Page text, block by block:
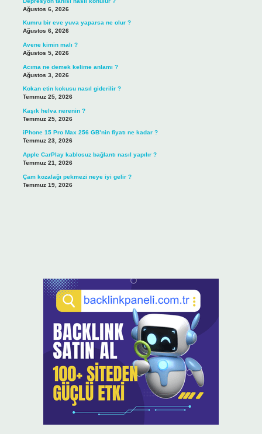
Ağustos 6, 2026
Kumru bir eve yuva yaparsa ne olur ?
Ağustos 6, 2026
Avene kimin malı ?
Ağustos 5, 2026
Acıma ne demek kelime anlamı ?
Ağustos 3, 2026
Kokan etin kokusu nasıl giderilir ?
Temmuz 25, 2026
Kaşık helva nerenin ?
Temmuz 25, 2026
iPhone 15 Pro Max 256 GB’nin fiyatı ne kadar ?
Temmuz 23, 2026
Apple CarPlay kablosuz bağlantı nasıl yapılır ?
Temmuz 21, 2026
Çam kozalağı pekmezi neye iyi gelir ?
Temmuz 19, 2026